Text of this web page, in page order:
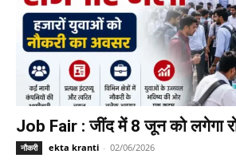
Job Fair : जींद में 8 जून को लगेगा
नौकरी ekta kranti - 02/06/2026